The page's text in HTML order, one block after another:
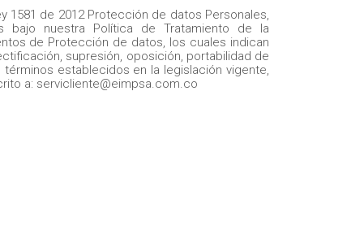
1581 de 2012 Protección de datos Personales,
nuestra Política de Tratamiento de la
de Protección de datos, los cuales indican
supresión, oposición, portabilidad de
establecidos en la legislación vigente,
a: servicliente@eimpsa.com.co